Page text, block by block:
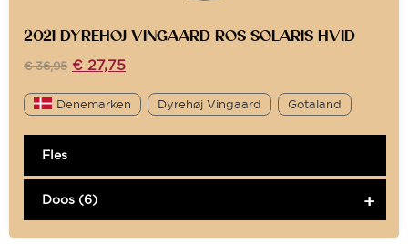
2021-DYREHOJ VINGAARD ROS SOLARIS HVID
€36,95 € 27,75
Denemarken Dyrehøj Vingaard Gotaland
Fles
Doos (6)